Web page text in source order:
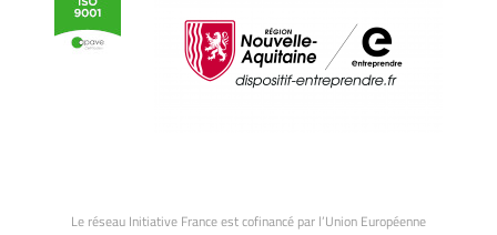
Le réseau Initiative France est cofinancé par l’Union Européenne